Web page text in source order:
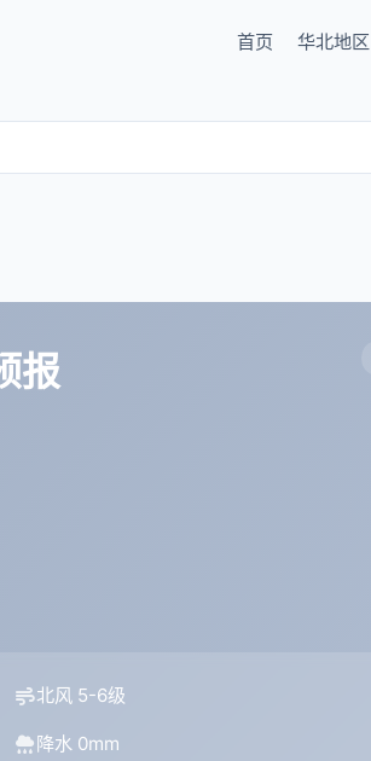
首页 华北地区
报
北风 5-6级
降水 0mm